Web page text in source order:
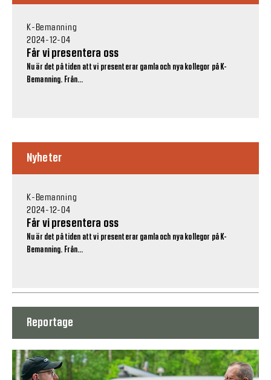
K-Bemanning
2024-12-04
Får vi presentera oss
Nu är det på tiden att vi presenterar gamla och nya kollegor på K-
Bemanning. Från...
Nyheter
K-Bemanning
2024-12-04
Får vi presentera oss
Nu är det på tiden att vi presenterar gamla och nya kollegor på K-
Bemanning. Från...
Reportage